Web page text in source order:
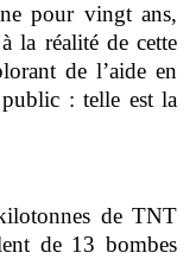
pour vingt ans,
la réalité de cette
de l’aide en
: telle est la
de TNT
de 13 bombes